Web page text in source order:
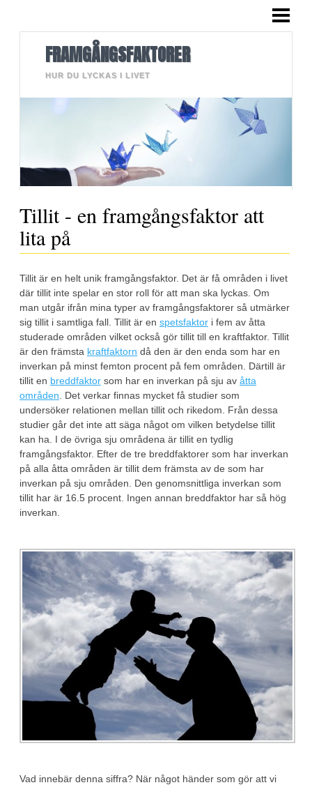
LÄNGRE TEXTER
FRAMGÅNGSFAKTORER
HUR DU LYCKAS I LIVET
Tillit - en framgångsfaktor att
lita på
Tillit är en helt unik framgångsfaktor. Det är få områden i livet
där tillit inte spelar en stor roll för att man ska lyckas. Om
man utgår ifrån mina typer av framgångsfaktorer så utmärker
sig tillit i samtliga fall. Tillit är en spetsfaktor i fem av åtta
studerade områden vilket också gör tillit till en kraftfaktor. Tillit
är den främsta kraftfaktorn då den är den enda som har en
inverkan på minst femton procent på fem områden. Därtill är
tillit en breddfaktor som har en inverkan på sju av åtta
områden. Det verkar finnas mycket få studier som
undersöker relationen mellan tillit och rikedom. Från dessa
studier går det inte att säga något om vilken betydelse tillit
kan ha. I de övriga sju områdena är tillit en tydlig
framgångsfaktor. Efter de tre breddfaktorer som har inverkan
på alla åtta områden är tillit dem främsta av de som har
inverkan på sju områden. Den genomsnittliga inverkan som
tillit har är 16.5 procent. Ingen annan breddfaktor har så hög
inverkan.
Vad innebär denna siffra? När något händer som gör att vi